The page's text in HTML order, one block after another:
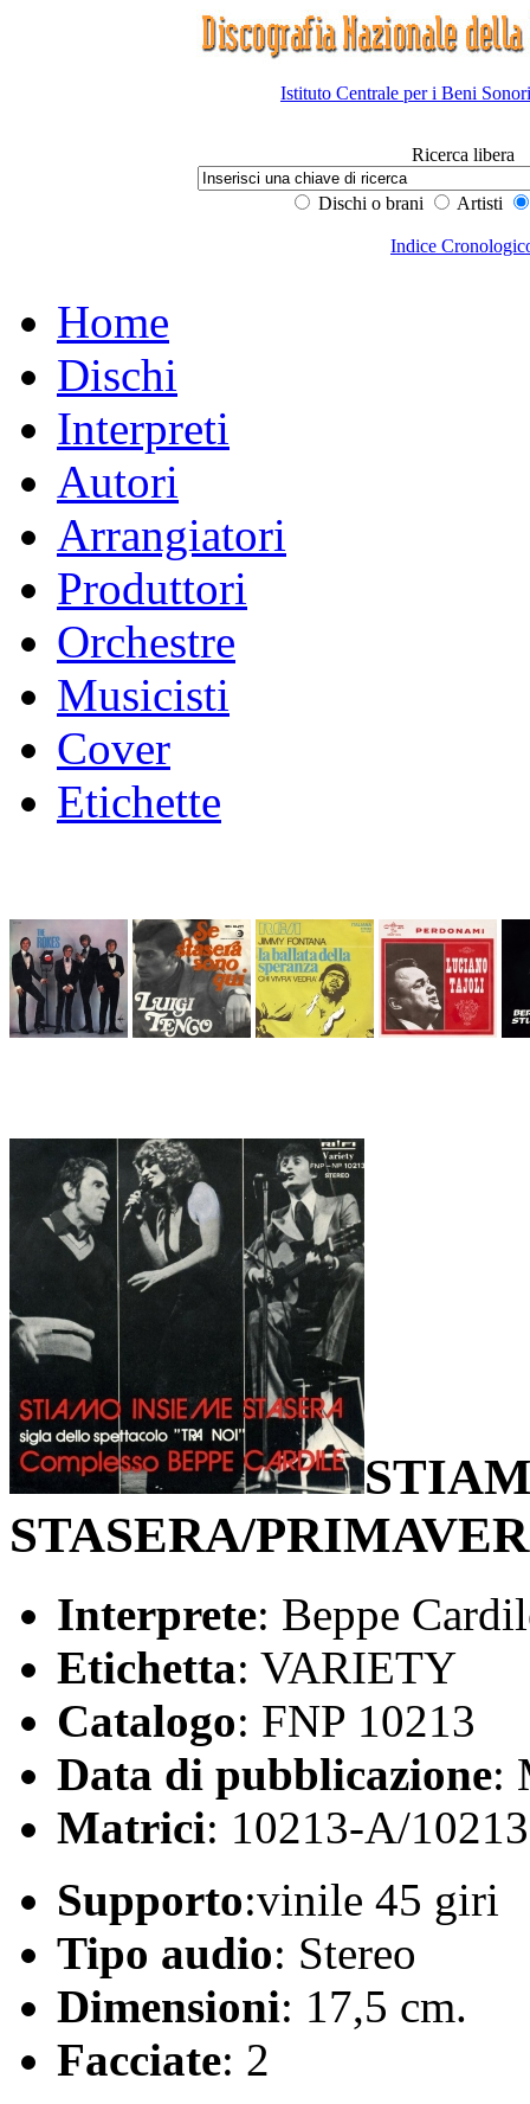
Istituto Centrale per i Beni
Ricerca libera
Dischi o brani Artisti
Indice
Home
Dischi
Interpreti
Autori
Arrangiatori
Produttori
Orchestre
Musicisti
Cover
Etichette
STASERA/
Interprete: Beppe
Etichetta: VARIETY
Catalogo: FNP 10213
Data di pubblicazione:
Matrici: 10213-A/
Supporto:vinile 45 giri
Tipo audio: Stereo
Dimensioni: 17,5 cm.
Facciate: 2